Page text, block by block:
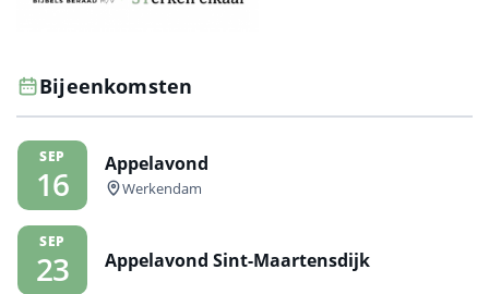
Bijeenkomsten
SEP
16
Appelavond
Werkendam
SEP
23 Appelavond Sint-Maartensdijk